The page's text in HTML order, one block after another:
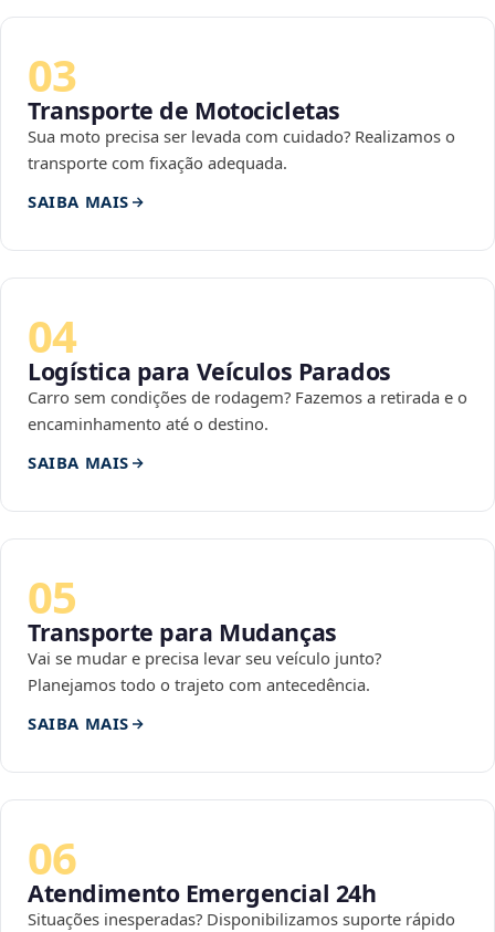
03
Transporte de Motocicletas
Sua moto precisa ser levada com cuidado? Realizamos o
transporte com fixação adequada.
SAIBA MAIS
04
Logística para Veículos Parados
Carro sem condições de rodagem? Fazemos a retirada e o
encaminhamento até o destino.
SAIBA MAIS
05
Transporte para Mudanças
Vai se mudar e precisa levar seu veículo junto?
Planejamos todo o trajeto com antecedência.
SAIBA MAIS
06
Atendimento Emergencial 24h
Situações inesperadas? Disponibilizamos suporte rápido